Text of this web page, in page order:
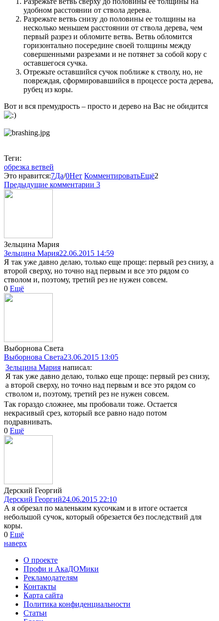
удобном расстоянии от ствола дерева.
Разрежьте ветвь снизу до половины ее толщины на
несколько меньшем расстоянии от ствола дерева, чем
первый разрез и обломите ветвь. Ветвь обломится
горизонтально посередине своей толщины между
совершенными разрезами и не потянет за собой кору с
оставшегося сучка.
Отрежьте оставшийся сучок поближе к стволу, но, не
повреждая, сформировавшийся в процессе роста дерева,
рубец из коры.
Вот и вся премудрость – просто и дерево на Вас не обидится
Теги:
обрезка ветвей
Это нравится:7Да/0Нет КомментироватьЕщё2
Предыдущие комментарии 3
Зельцина Мария
Зельцина Мария22.06.2015 14:59
Я так уже давно делаю, только еще проще: первый рез снизу, а
второй сверху, но точно над первым и все это рядом со
стволом и, поэтому, третий рез не нужен совсем.
0 Ещё
Выборнова Света
Выборнова Света23.06.2015 13:05
Зельцина Мария написал:
Я так уже давно делаю, только еще проще: первый рез снизу,
а второй сверху, но точно над первым и все это рядом со
стволом и, поэтому, третий рез не нужен совсем.
Так гораздо сложнее, мы пробовали тоже. Остается
некрасивый срез, который все равно надо потом
подравнивать.
0 Ещё
Дерский Георгий
Дерский Георгий24.06.2015 22:10
А я обрезал по маленьким кусочкам и в итоге остается
небольшой сучок, который обрезается без последствий для
коры.
0 Ещё
наверх
О проекте
Профи и АкаДОМики
Рекламодателям
Контакты
Карта сайта
Политика конфиденциальности
Статьи